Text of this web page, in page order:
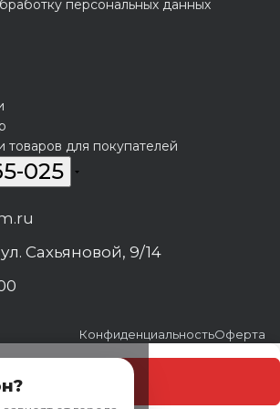
персональных данных
для покупателей
025
Сахьяновой, 9/14
КонфиденциальностьОферта